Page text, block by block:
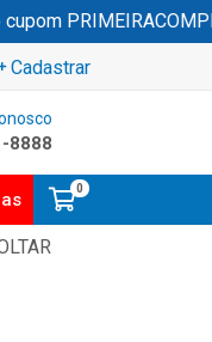
PRIMEIRACOMPRA
Cadastrar
8888
0